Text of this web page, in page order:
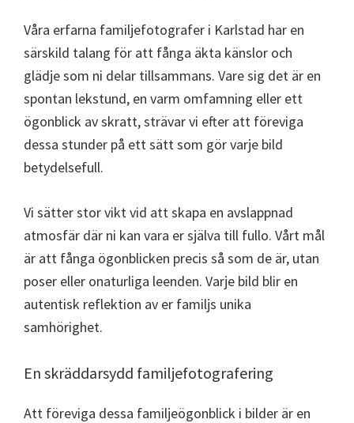
Våra erfarna familjefotografer i Karlstad har en
särskild talang för att fånga äkta känslor och
glädje som ni delar tillsammans. Vare sig det är en
spontan lekstund, en varm omfamning eller ett
ögonblick av skratt, strävar vi efter att föreviga
dessa stunder på ett sätt som gör varje bild
betydelsefull.
Vi sätter stor vikt vid att skapa en avslappnad
atmosfär där ni kan vara er själva till fullo. Vårt mål
är att fånga ögonblicken precis så som de är, utan
poser eller onaturliga leenden. Varje bild blir en
autentisk reflektion av er familjs unika
samhörighet.
En skräddarsydd familjefotografering
Att föreviga dessa familjeögonblick i bilder är en